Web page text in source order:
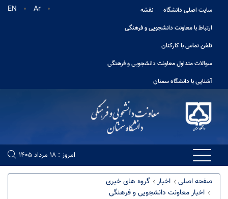
سایت اصلی دانشگاه
نقشه
ارتباط با معاونت دانشجویی و فرهنگی
تلفن تماس با کارکنان
سوالات متداول معاونت دانشجویی و فرهنگی
آشنایی با دانشگاه سمنان
EN
امروز : 18 مرداد 1405
صفحه اصلی اخبار
گروه های خبری
اخبار معاونت دانشجویی و فرهنگی